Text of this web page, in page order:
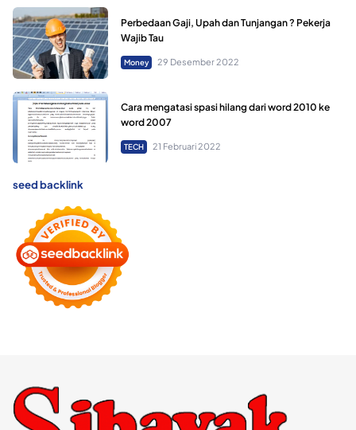
Perbedaan Gaji, Upah dan Tunjangan ? Pekerja
Wajib Tau
Money 29 Desember 2022
Cara mengatasi spasi hilang dari word 2010 ke
word 2007
TECH 21 Februari 2022
seed backlink